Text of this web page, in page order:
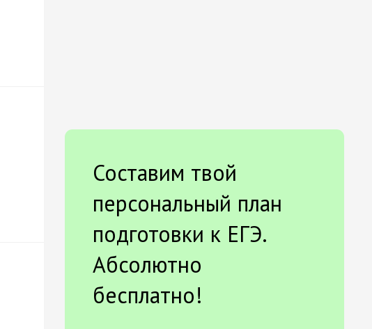
Составим твой
персональный план
подготовки к ЕГЭ.
Абсолютно
бесплатно!